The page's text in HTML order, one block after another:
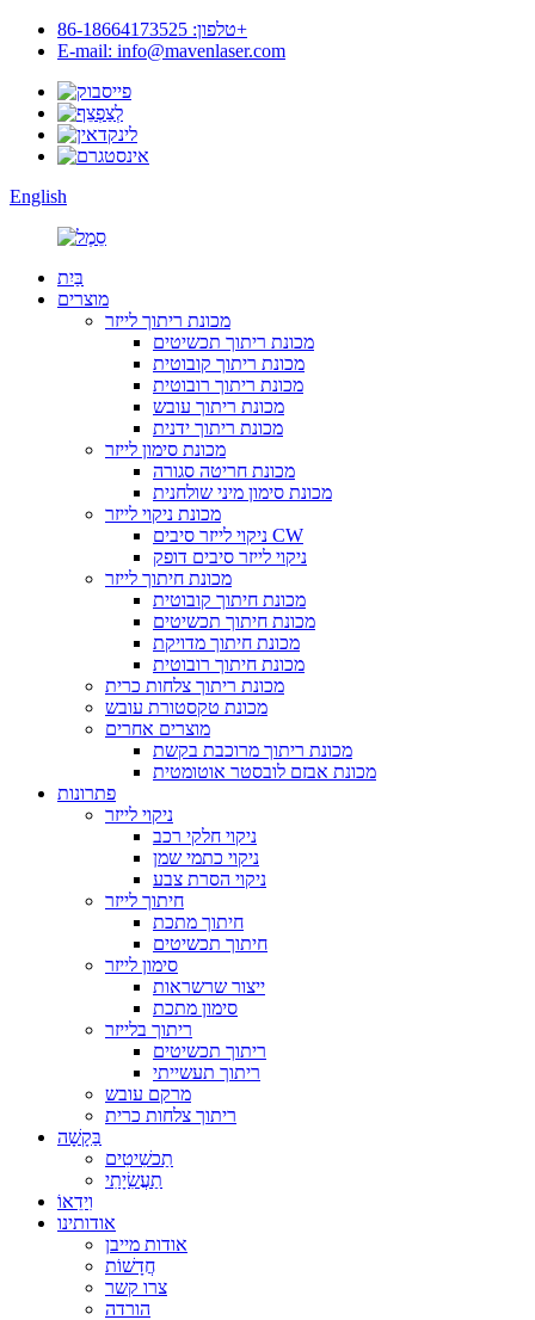
טלפון: 86-18664173525+
E-mail: info@mavenlaser.com
English
בַּיִת
מוצרים
מכונת ריתוך לייזר
מכונת ריתוך תכשיטים
מכונת ריתוך קובוטית
מכונת ריתוך רובוטית
מכונת ריתוך עובש
מכונת ריתוך ידנית
מכונת סימון לייזר
מכונת חריטה סגורה
מכונת סימון מיני שולחנית
מכונת ניקוי לייזר
ניקוי לייזר סיבים CW
ניקוי לייזר סיבים דופק
מכונת חיתוך לייזר
מכונת חיתוך קובוטית
מכונת חיתוך תכשיטים
מכונת חיתוך מדויקת
מכונת חיתוך רובוטית
מכונת ריתוך צלחות כרית
מכונת טקסטורת עובש
מוצרים אחרים
מכונת ריתוך מרוכבת בקשת
מכונת אבזם לובסטר אוטומטית
פתרונות
ניקוי לייזר
ניקוי חלקי רכב
ניקוי כתמי שמן
ניקוי הסרת צבע
חיתוך לייזר
חיתוך מתכת
חיתוך תכשיטים
סימון לייזר
ייצור שרשראות
סימון מתכת
ריתוך בלייזר
ריתוך תכשיטים
ריתוך תעשייתי
מרקם עובש
ריתוך צלחות כרית
בַּקָשָׁה
תַכשִׁיטִים
תַעֲשִׂיָתִי
וִידֵאוֹ
אודותינו
אודות מייבן
חֲדָשׁוֹת
צרו קשר
הורדה